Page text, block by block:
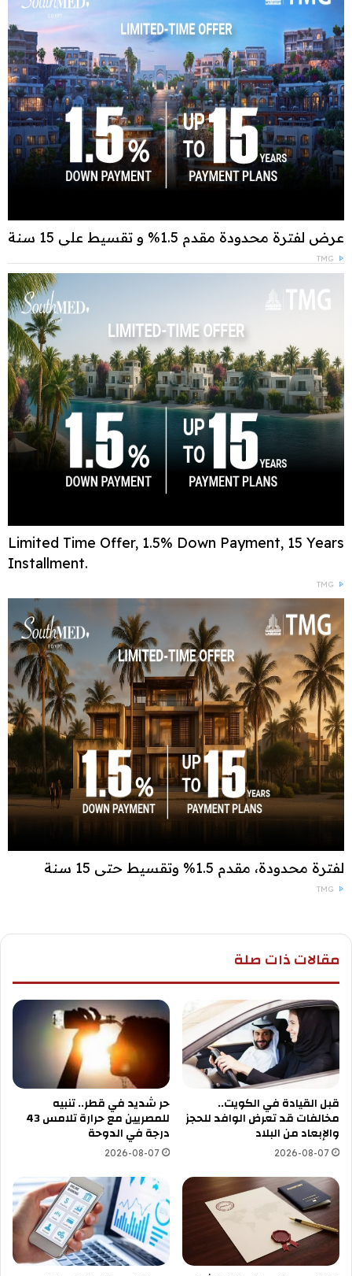
عرض لفترة محدودة مقدم 1.5% و تقسيط علي 15 سنة
TMG
Limited Time Offer, 1.5% Down Payment, 15 Years
Installment.
TMG
لفترة محدودة، مقدم 1.5% وتقسيط حتى 15 سنة
TMG
مقالات ذات صلة
قبل القيادة في الكويت..
مخالفات قد تعرض الوافد للحجز
والإبعاد من البلاد
2026-08-07
حر شديد في قطر.. تنبيه
للمصريين مع حرارة تلامس 43
درجة في الدوحة
2026-08-07